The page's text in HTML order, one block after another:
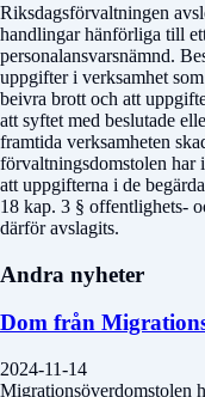
Riksdagsförvaltningen
handlingar hänförliga till
personalansvarsnämnd.
uppgifter i verksamhet
beivra brott och att
att syftet med beslutade
framtida verksamheten
förvaltningsdomstolen har
att uppgifterna i de
18 kap. 3 § offentlighets-
därför avslagits.
Andra nyheter
Dom från
2024-11-14
Migrationsöverdomstolen